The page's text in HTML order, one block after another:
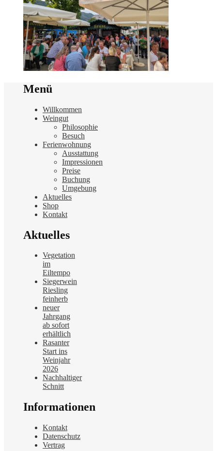
Menü
Willkommen
Weingut
Philosophie
Besuch
Ferienwohnung
Ausstattung
Impressionen
Preise
Buchung
Umgebung
Aktuelles
Shop
Kontakt
Aktuelles
Vegetation
im
Eiltempo
Siegerwein
Riesling
feinherb
neuer
Jahrgang
ab sofort
erhältlich
Rasanter
Start ins
Weinjahr
2026
Nachhaltiger
Schnitt
Informationen
Kontakt
Datenschutz
Vertrag